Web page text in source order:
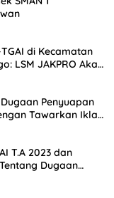
di Kecamatan
LSM JAKPRO Akan
Penyuapan
Tawarkan Iklan
T.A 2023 dan
Dugaan